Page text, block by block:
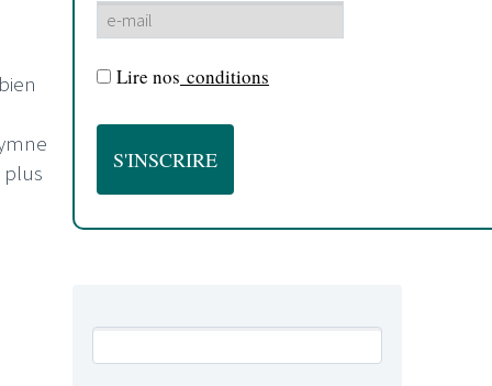
plus
Lire nos conditions